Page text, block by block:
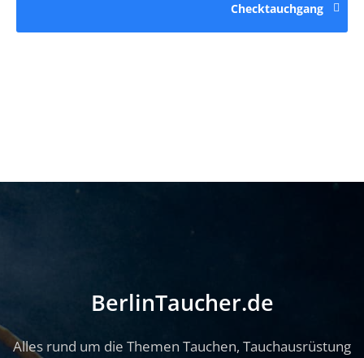
Checktauchgang
BerlinTaucher.de
Alles rund um die Themen Tauchen, Tauchausrüstung